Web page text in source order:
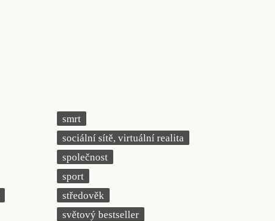
smrt
sociální sítě, virtuální realita
společnost
sport
středověk
světový bestseller